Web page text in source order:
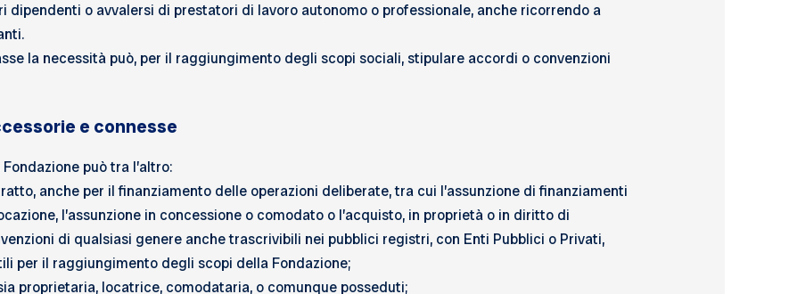
dipendenti o avvalersi di prestatori di lavoro autonomo o professionale, anche ricorrendo a
la necessità può, per il raggiungimento degli scopi sociali, stipulare accordi o convenzioni
e connesse
può tra l’altro:
anche per il finanziamento delle operazioni deliberate, tra cui l’assunzione di finanziamenti
l’assunzione in concessione o comodato o l’acquisto, in proprietà o in diritto di
di qualsiasi genere anche trascrivibili nei pubblici registri, con Enti Pubblici o Privati,
per il raggiungimento degli scopi della Fondazione;
proprietaria, locatrice, comodataria, o comunque posseduti;